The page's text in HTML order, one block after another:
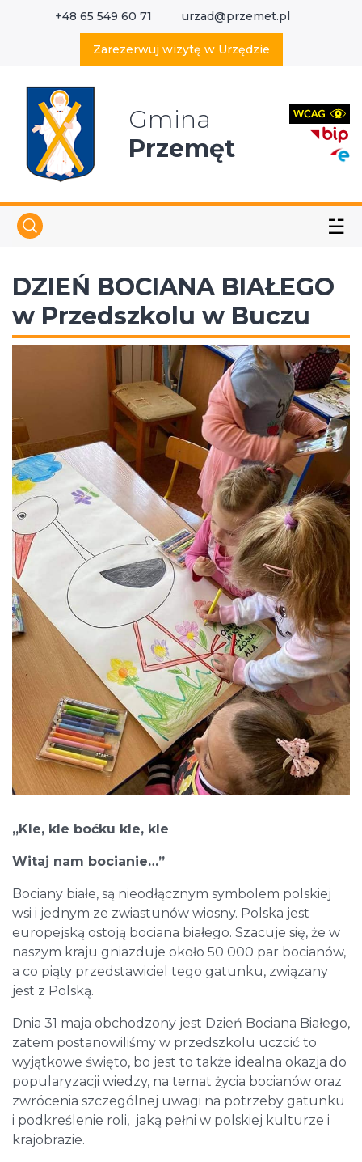
+48 65 549 60 71 urzad@przemet.pl
Zarezerwuj wizytę w Urzędzie
Gmina
Przemęt
☱
DZIEŃ BOCIANA BIAŁEGO
w Przedszkolu w Buczu
„Kle, kle boćku kle, kle
Witaj nam bocianie…”
Bociany białe, są nieodłącznym symbolem polskiej
wsi i jednym ze zwiastunów wiosny. Polska jest
europejską ostoją bociana białego. Szacuje się, że w
naszym kraju gniazduje około 50 000 par bocianów,
a co piąty przedstawiciel tego gatunku, związany
jest z Polską.
Dnia 31 maja obchodzony jest Dzień Bociana Białego,
zatem postanowiliśmy w przedszkolu uczcić to
wyjątkowe święto, bo jest to także idealna okazja do
popularyzacji wiedzy, na temat życia bocianów oraz
zwrócenia szczególnej uwagi na potrzeby gatunku
i podkreślenie roli, jaką pełni w polskiej kulturze i
krajobrazie.
Wyszukaj w serwisie